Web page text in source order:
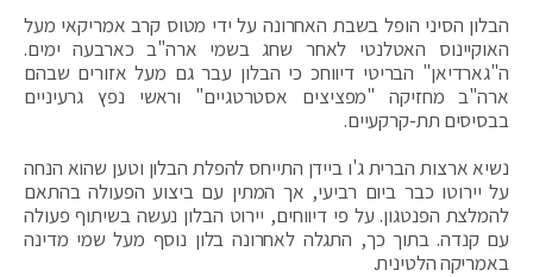
הבלון הסיני הופל בשבת האחרונה על ידי מטוס קרב אמריקאי מעל
האוקיינוס האטלנטי לאחר שחג בשמי ארה"ב כארבעה ימים.
ה"גארדיאן" הבריטי דיווחכ כי הבלון עבר גם מעל אזורים שבהם
ארה"ב מחזיקה "מפציצים אסטרטגיים" וראשי נפץ גרעיניים
בבסיסים תת-קרקעיים.
נשיא ארצות הברית ג'ו ביידן התייחס להפלת הבלון וטען שהוא הנחה
על יירוטו כבר ביום רביעי, אך המתין עם ביצוע הפעולה בהתאם
להמלצת הפנטגון. על פי דיווחים, יירוט הבלון נעשה בשיתוף פעולה
עם קנדה. בתוך כך, התגלה לאחרונה בלון נוסף מעל שמי מדינה
באמריקה הלטינית.